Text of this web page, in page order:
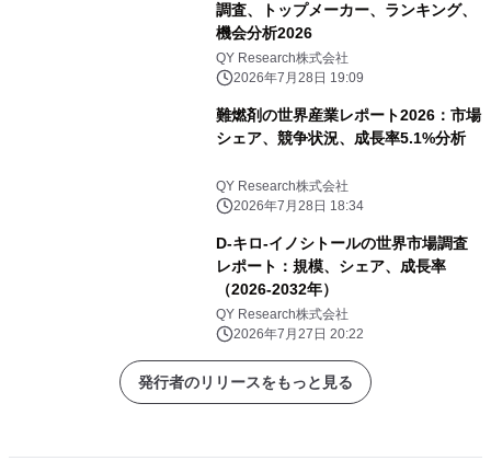
調査、トップメーカー、ランキング、
機会分析2026
QY Research株式会社
2026年7月28日 19:09
難燃剤の世界産業レポート2026：市場
シェア、競争状況、成長率5.1%分析
QY Research株式会社
2026年7月28日 18:34
D-キロ-イノシトールの世界市場調査
レポート：規模、シェア、成長率
（2026-2032年）
QY Research株式会社
2026年7月27日 20:22
発行者のリリースをもっと見る